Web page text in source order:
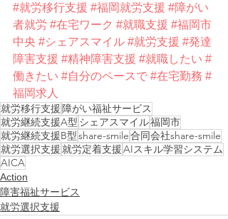
#就労移行支援 #福岡就労支援 #障がい
者就労 #在宅ワーク #就職支援 #福岡市
中央 #シェアスマイル #就労支援 #発達
障害支援 #精神障害支援 #就職したい #
働きたい #自分のペースで #在宅勤務 #
福岡求人
就労移行支援障がい福祉サービス
就労継続支援A型 シェアスマイル福岡市
就労継続支援B型share-smile合同会社share-smile
就労選択支援就労定着支援AIスキル学習システム
AICA
Action
障害福祉サービス
就労選択支援